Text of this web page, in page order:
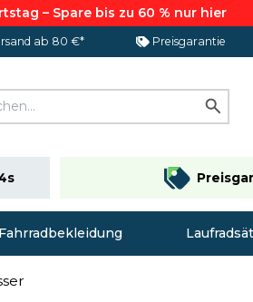
– Spare bis zu 60 % nur hier
ab 80 €* Preisgarantie
Fahrradbekleidung